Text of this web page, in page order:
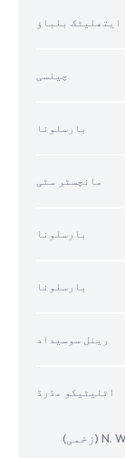
ایتھلیٹک بلباؤ
چیلسی
بارسلونا
مانچسٹر سٹی
بارسلونا
بارسلونا
ریئل سوسیداد
اٹلیٹیکو مڈرڈ